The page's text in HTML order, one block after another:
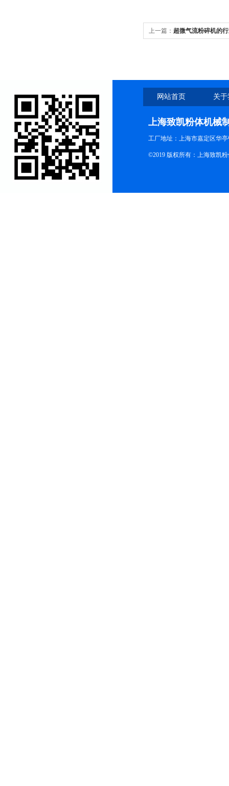
上一篇： 超微气流粉碎机的
网站首页 关
上海致凯粉体机械
工厂地址：上海市嘉定区华
©2019 版权所有：上海致凯